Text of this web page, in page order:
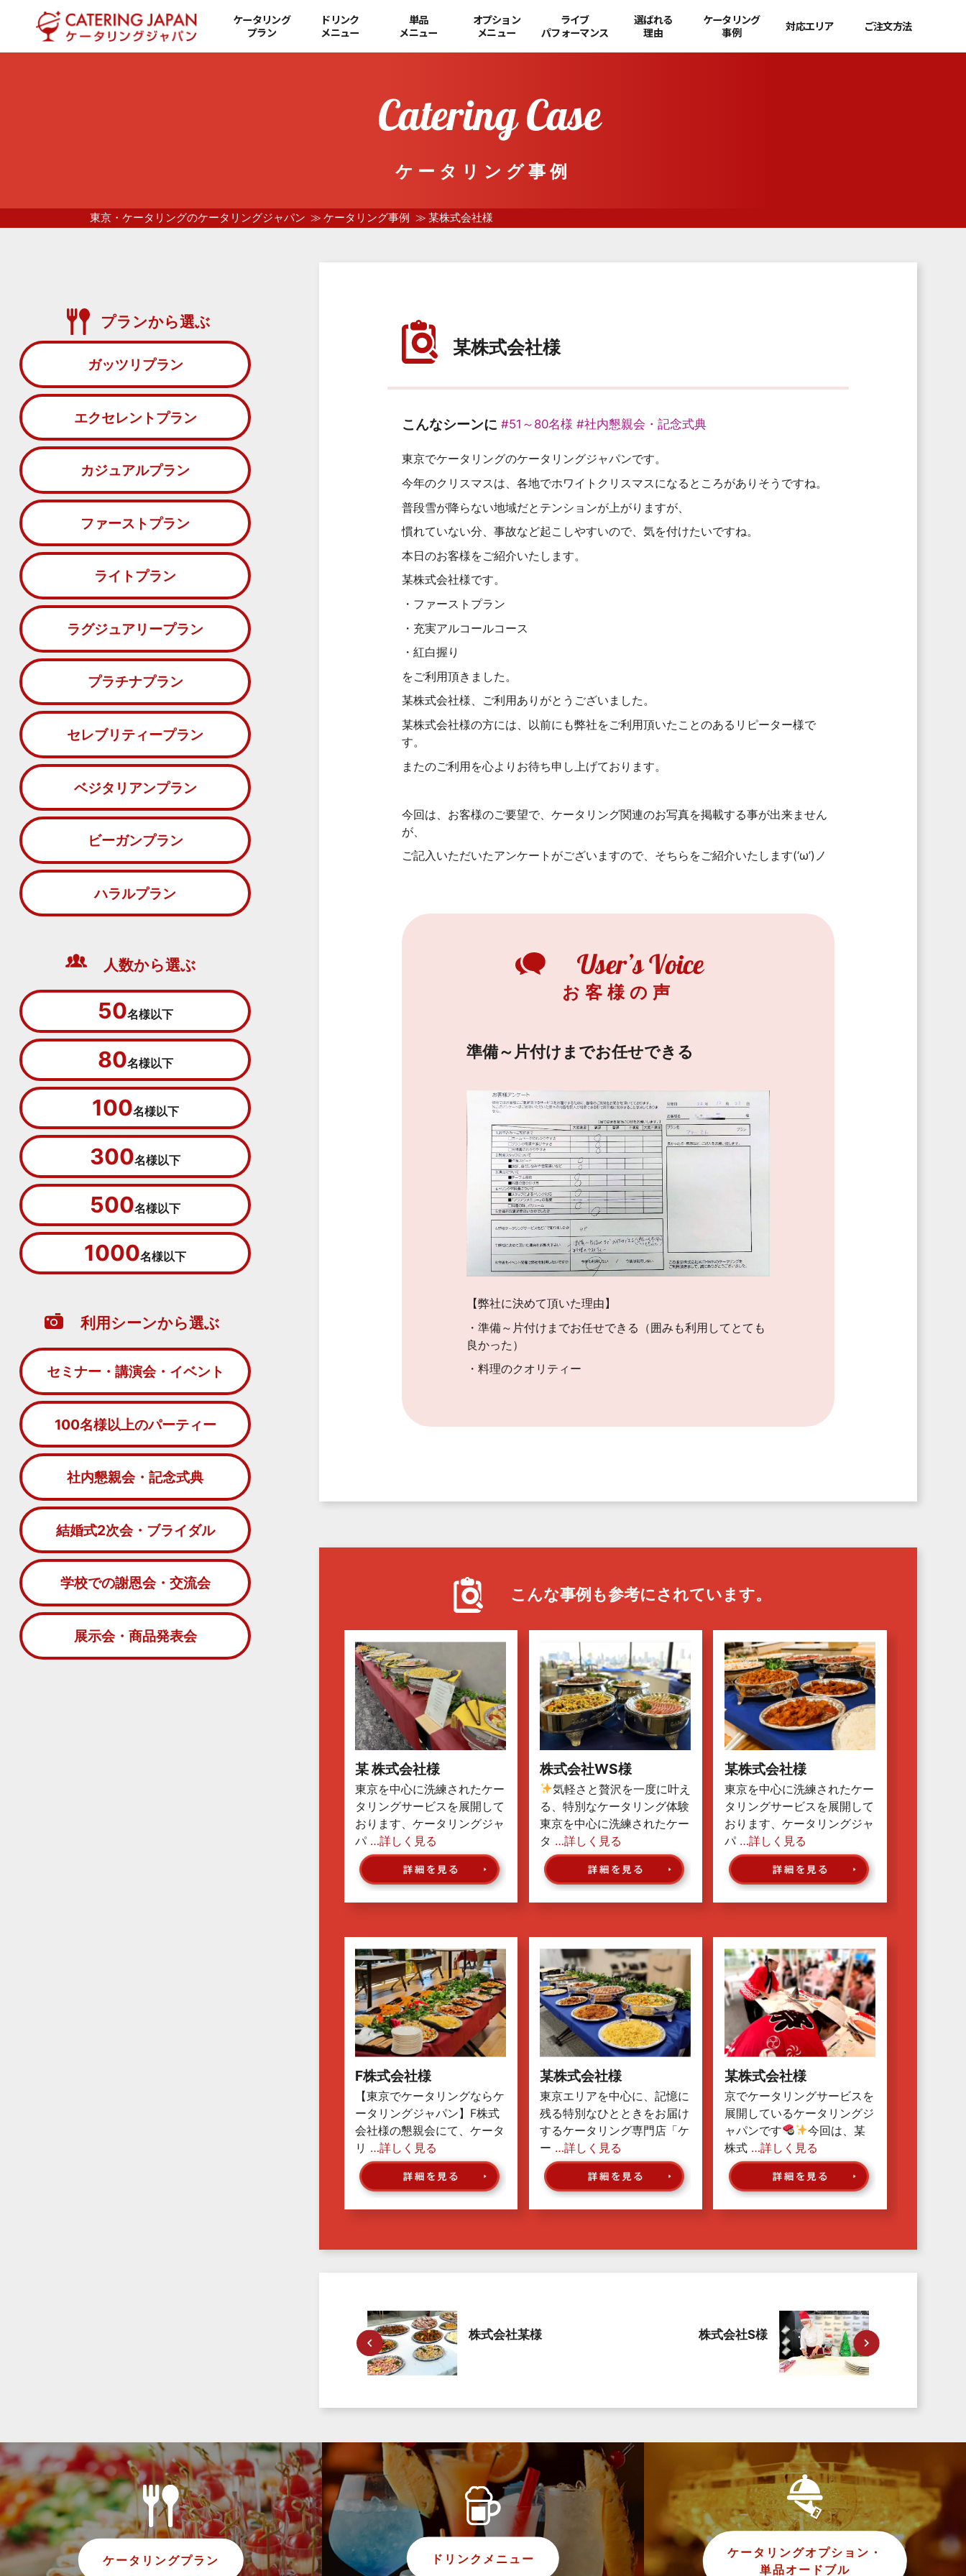
ケータリング
プラン
ドリンク
メニュー
単品
メニュー
オプション
メニュー
ライブ
パフォーマンス
選ばれる
理由
ケータリング
事例
対応エリア ご注文方法
ケータリング事例
東京・ケータリングのケータリングジャパン ケータリング事例 某株式会社様
某株式会社様
こんなシーンに #51～80名様 #社内懇親会・記念式典
東京でケータリングのケータリングジャパンです。
今年のクリスマスは、各地でホワイトクリスマスになるところがありそうですね。
普段雪が降らない地域だとテンションが上がりますが、
慣れていない分、事故など起こしやすいので、気を付けたいですね。
本日のお客様をご紹介いたします。
某株式会社様です。
・ファーストプラン
・充実アルコールコース
・紅白握り
をご利用頂きました。
某株式会社様、ご利用ありがとうございました。
某株式会社様の方には、以前にも弊社をご利用頂いたことのあるリピーター様で
す。
またのご利用を心よりお待ち申し上げております。
今回は、お客様のご要望で、ケータリング関連のお写真を掲載する事が出来ません
が、
ご記入いただいたアンケートがございますので、そちらをご紹介いたします(‘ω’)ノ
お客様の声
準備～片付けまでお任せできる
【弊社に決めて頂いた理由】
・準備～片付けまでお任せできる（囲みも利用してとても
良かった）
・料理のクオリティー
こんな事例も参考にされています。
某 株式会社様
東京を中心に洗練されたケー
タリングサービスを展開して
おります、ケータリングジャ
パ …詳しく見る
株式会社WS様
気軽さと贅沢を一度に叶え
る、特別なケータリング体験
東京を中心に洗練されたケー
タ …詳しく見る
某株式会社様
東京を中心に洗練されたケー
タリングサービスを展開して
おります、ケータリングジャ
パ …詳しく見る
F株式会社様
【東京でケータリングならケ
ータリングジャパン】F株式
会社様の懇親会にて、ケータ
リ …詳しく見る
某株式会社様
東京エリアを中心に、記憶に
残る特別なひとときをお届け
するケータリング専門店「ケ
ー …詳しく見る
某株式会社様
京でケータリングサービスを
展開しているケータリングジ
ャパンです
今回は、某
株式 …詳しく見る
株式会社某様 株式会社S様
プランから選ぶ
ガッツリプラン
エクセレントプラン
カジュアルプラン
ファーストプラン
ライトプラン
ラグジュアリープラン
プラチナプラン
セレブリティープラン
ベジタリアンプラン
ビーガンプラン
ハラルプラン
人数から選ぶ
50名様以下
80名様以下
100名様以下
300名様以下
500名様以下
1000名様以下
利用シーンから選ぶ
セミナー・講演会・イベント
100名様以上のパーティー
社内懇親会・記念式典
結婚式2次会・ブライダル
学校での謝恩会・交流会
展示会・商品発表会
ケータリングプラン ドリンクメニュー
ケータリングオプション・
単品オードブル